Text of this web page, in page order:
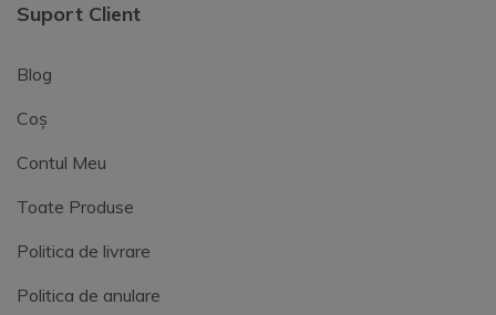
Suport Client
Blog
Coș
Contul Meu
Toate Produse
Politica de livrare
Politica de anulare